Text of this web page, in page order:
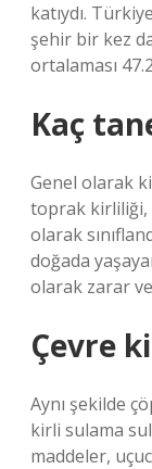
katıydı.
şehir bir kez
ortalaması
Kaç
Genel olarak
toprak
olarak
doğada
olarak zarar
Çevre
Aynı şekilde
kirli sulama
maddeler,